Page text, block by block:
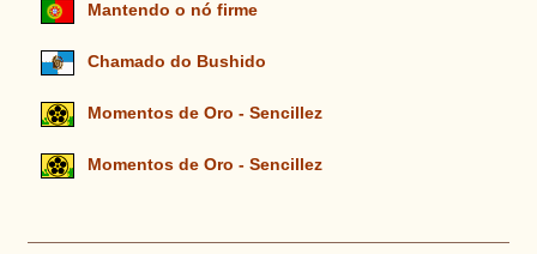
Mantendo o nó firme
Chamado do Bushido
Momentos de Oro - Sencillez
Momentos de Oro - Sencillez